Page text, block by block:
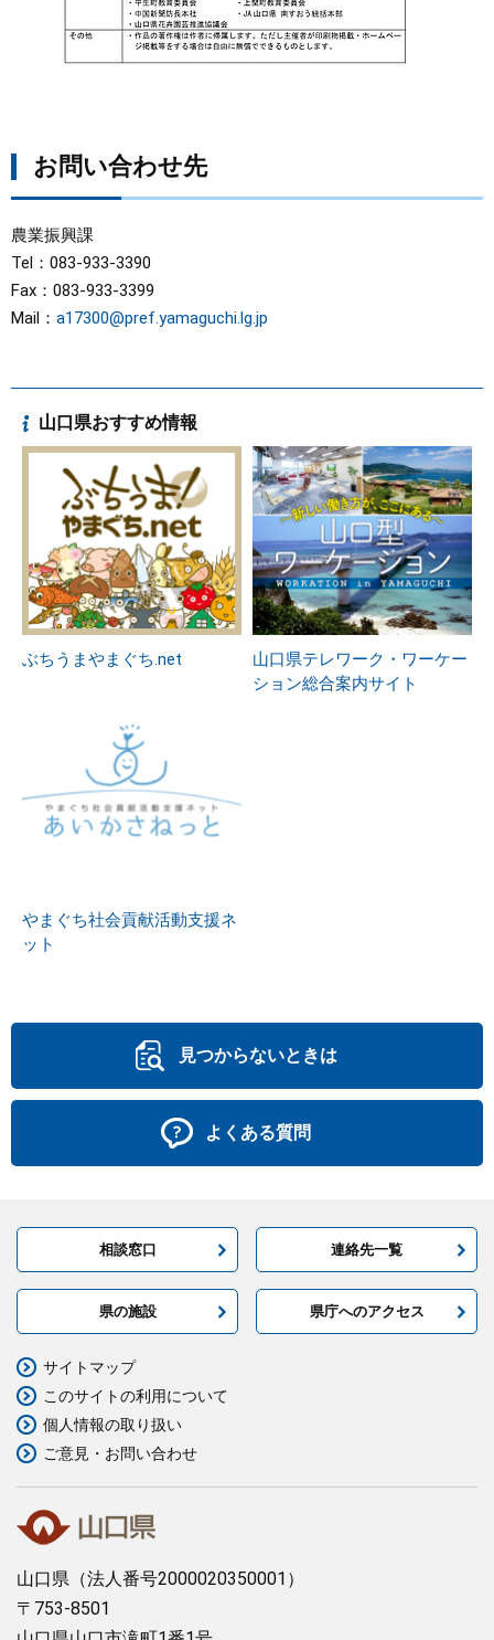
お問い合わせ先
農業振興課
Tel：083-933-3390
Fax：083-933-3399
Mail： a17300@pref.yamaguchi.lg.jp
山口県おすすめ情報
ぶちうまやまぐち.net
山口県テレワーク・ワーケー
ション総合案内サイト
やまぐち社会貢献活動支援ネ
ット
見つからないときは
よくある質問
相談窓口 連絡先一覧
県の施設 県庁へのアクセス
山口県 （法人番号2000020350001）
〒753-8501
サイトマップ
このサイトの利用について
個人情報の取り扱い
ご意見・お問い合わせ